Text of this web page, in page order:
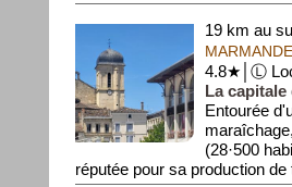
19 km au
MARMANDE
4.8★│Ⓛ
La
Entourée
(28·500
réputée pour sa production